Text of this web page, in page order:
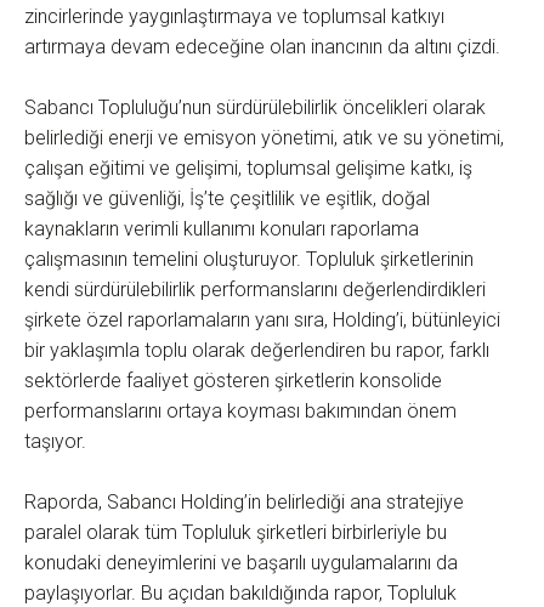
zincirlerinde yaygınlaştırmaya ve toplumsal katkıyı
artırmaya devam edeceğine olan inancının da altını çizdi.
Sabancı Topluluğu’nun sürdürülebilirlik öncelikleri olarak
belirlediği enerji ve emisyon yönetimi, atık ve su yönetimi,
çalışan eğitimi ve gelişimi, toplumsal gelişime katkı, iş
sağlığı ve güvenliği, İş’te çeşitlilik ve eşitlik, doğal
kaynakların verimli kullanımı konuları raporlama
çalışmasının temelini oluşturuyor. Topluluk şirketlerinin
kendi sürdürülebilirlik performanslarını değerlendirdikleri
şirkete özel raporlamaların yanı sıra, Holding’i, bütünleyici
bir yaklaşımla toplu olarak değerlendiren bu rapor, farklı
sektörlerde faaliyet gösteren şirketlerin konsolide
performanslarını ortaya koyması bakımından önem
taşıyor.
Raporda, Sabancı Holding’in belirlediği ana stratejiye
paralel olarak tüm Topluluk şirketleri birbirleriyle bu
konudaki deneyimlerini ve başarılı uygulamalarını da
paylaşıyorlar. Bu açıdan bakıldığında rapor, Topluluk